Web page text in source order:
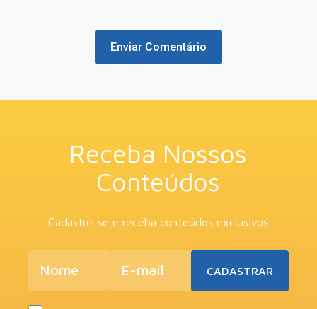
Receba Nossos
Conteúdos
Cadastre-se e receba conteúdos exclusivos